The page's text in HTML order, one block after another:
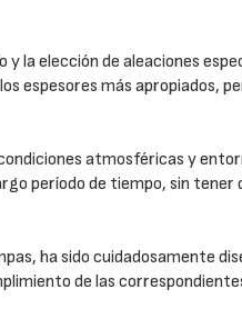
y la elección de aleaciones
espesores más apropiados,
atmosféricas y
período de tiempo, sin tener
ha sido cuidadosamente
de las